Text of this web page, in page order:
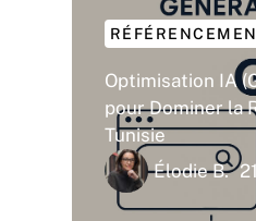
Optimisation IA
pour Dominer la
Tunisie
Élodie B.